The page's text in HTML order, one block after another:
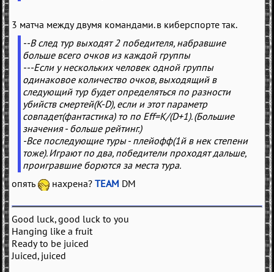
3 матча между двумя командами. в киберспорте так.
--В след тур выходят 2 победителя, набравшие
больше всего очков из каждой группы
---Если у нескольких человек одной группы
одинаковое количество очков, выходящий в
следующий тур будет определяться по разности
убийств смертей(K-D), если и этот параметр
совпадет(фантастика) то по Eff=K/(D+1). (Большие
значения - больше рейтинг.)
-Все последующие туры - плейофф(1й в нек степени
тоже). Играют по два, победители проходят дальше,
проигравшие борются за места тура.
опять
нахрена? ТEAM DM
Good luck, good luck to you
Hanging like a fruit
Ready to be juiced
Juiced, juiced